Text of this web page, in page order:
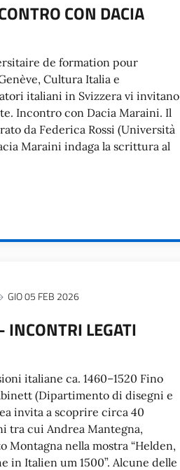
CON DACIA
de formation pour
Cultura Italia e
italiani in Svizzera vi invitano
Incontro con Dacia Maraini. Il
da Federica Rossi (Università
Maraini indaga la scrittura al
GIO 05 FEB 2026
LEGATI
italiane ca. 1460–1520 Fino
(Dipartimento di disegni e
invita a scoprire circa 40
tra cui Andrea Mantegna,
Montagna nella mostra “Helden,
in Italien um 1500”. Alcune delle